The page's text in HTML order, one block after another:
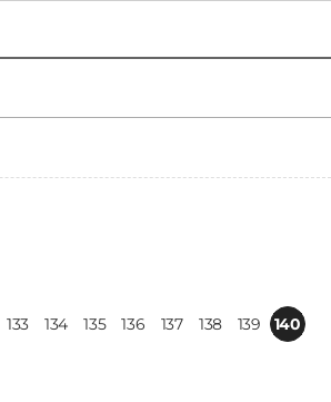
133 134 135 136 137 138 139 140